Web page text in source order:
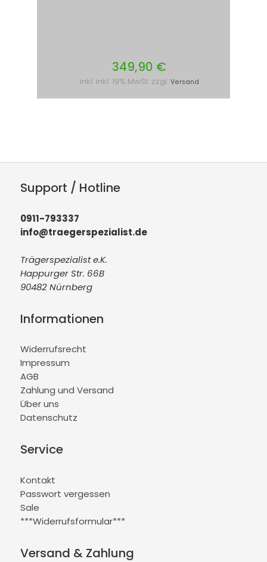
349,90 €
inkl. inkl. 19% MwSt. zzgl. Versand
Support / Hotline
0911-793337
info@traegerspezialist.de
Trägerspezialist e.K.
Happurger Str. 66B
90482 Nürnberg
Informationen
Widerrufsrecht
Impressum
AGB
Zahlung und Versand
Über uns
Datenschutz
Service
Kontakt
Passwort vergessen
Sale
***Widerrufsformular***
Versand & Zahlung